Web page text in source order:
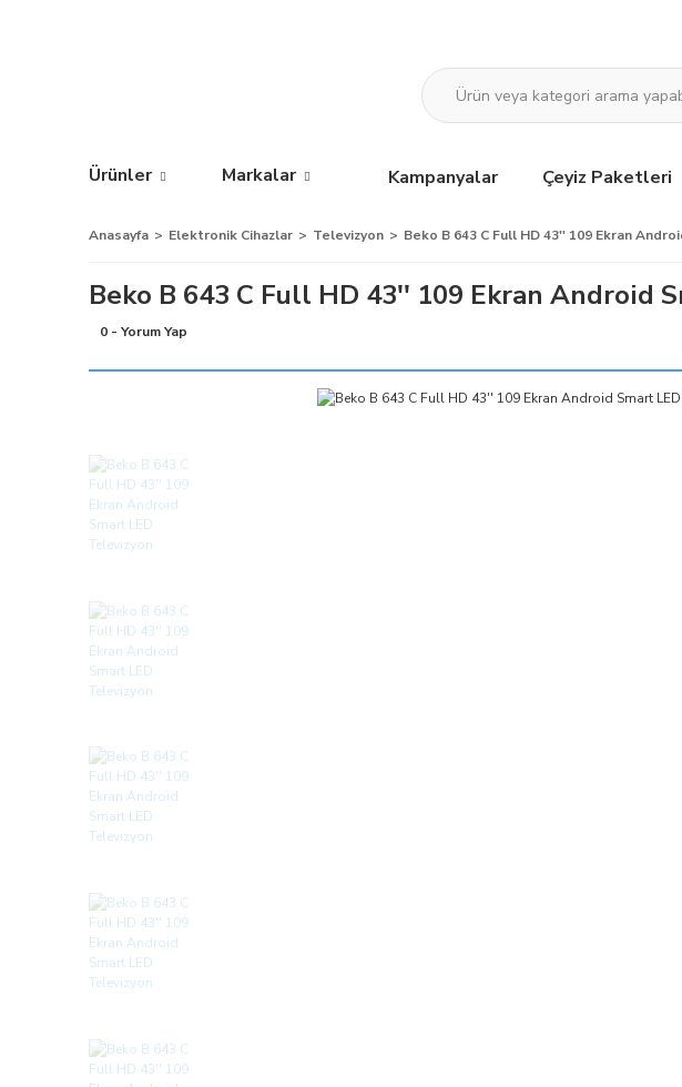
Ürünler Markalar Kampanyalar Çeyiz Paketleri
Anasayfa Elektronik Cihazlar Televizyon Beko B 643 C Full HD 43'' 109 Ekran
Beko B 643 C Full HD 43'' 109 Ekran Android
0 - Yorum Yap